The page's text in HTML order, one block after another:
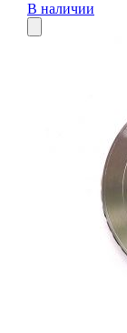
В наличии